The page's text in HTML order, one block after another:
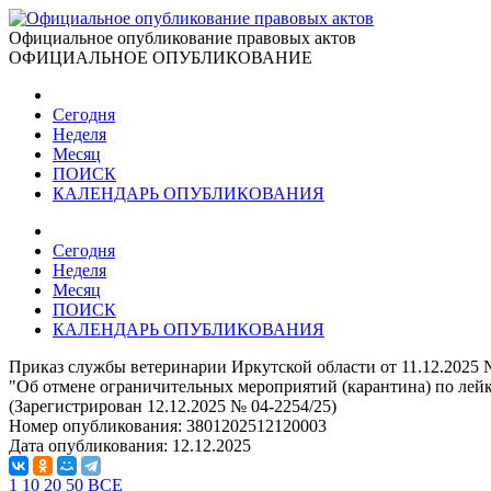
Официальное опубликование правовых актов
ОФИЦИАЛЬНОЕ ОПУБЛИКОВАНИЕ
Сегодня
Неделя
Месяц
ПОИСК
КАЛЕНДАРЬ ОПУБЛИКОВАНИЯ
Сегодня
Неделя
Месяц
ПОИСК
КАЛЕНДАРЬ ОПУБЛИКОВАНИЯ
Приказ службы ветеринарии Иркутской области от 11.12.2025
"Об отмене ограничительных мероприятий (карантина) по
(Зарегистрирован 12.12.2025 № 04-2254/25)
Номер опубликования: 3801202512120003
Дата опубликования: 12.12.2025
1 10 20 50 ВСЕ